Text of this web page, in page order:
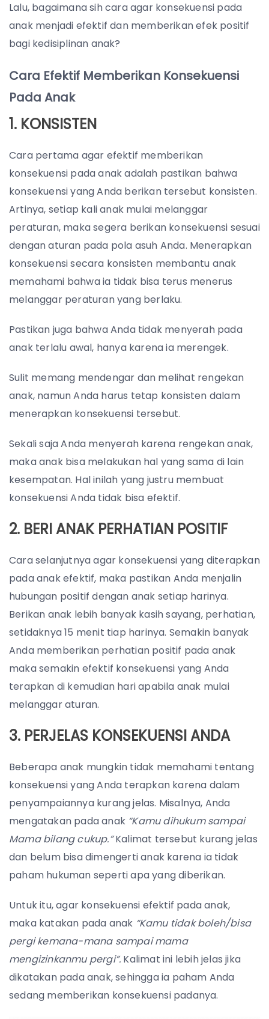
Lalu, bagaimana sih cara agar konsekuensi pada
anak menjadi efektif dan memberikan efek positif
bagi kedisiplinan anak?
Cara Efektif Memberikan Konsekuensi
Pada Anak
1. KONSISTEN
Cara pertama agar efektif memberikan
konsekuensi pada anak adalah pastikan bahwa
konsekuensi yang Anda berikan tersebut konsisten.
Artinya, setiap kali anak mulai melanggar
peraturan, maka segera berikan konsekuensi sesuai
dengan aturan pada pola asuh Anda. Menerapkan
konsekuensi secara konsisten membantu anak
memahami bahwa ia tidak bisa terus menerus
melanggar peraturan yang berlaku.
Pastikan juga bahwa Anda tidak menyerah pada
anak terlalu awal, hanya karena ia merengek.
Sulit memang mendengar dan melihat rengekan
anak, namun Anda harus tetap konsisten dalam
menerapkan konsekuensi tersebut.
Sekali saja Anda menyerah karena rengekan anak,
maka anak bisa melakukan hal yang sama di lain
kesempatan. Hal inilah yang justru membuat
konsekuensi Anda tidak bisa efektif.
2. BERI ANAK PERHATIAN POSITIF
Cara selanjutnya agar konsekuensi yang diterapkan
pada anak efektif, maka pastikan Anda menjalin
hubungan positif dengan anak setiap harinya.
Berikan anak lebih banyak kasih sayang, perhatian,
setidaknya 15 menit tiap harinya. Semakin banyak
Anda memberikan perhatian positif pada anak
maka semakin efektif konsekuensi yang Anda
terapkan di kemudian hari apabila anak mulai
melanggar aturan.
3. PERJELAS KONSEKUENSI ANDA
Beberapa anak mungkin tidak memahami tentang
konsekuensi yang Anda terapkan karena dalam
penyampaiannya kurang jelas. Misalnya, Anda
mengatakan pada anak “Kamu dihukum sampai
Mama bilang cukup.”Kalimat tersebut kurang jelas
dan belum bisa dimengerti anak karena ia tidak
paham hukuman seperti apa yang diberikan.
Untuk itu, agar konsekuensi efektif pada anak,
maka katakan pada anak “Kamu tidak boleh/bisa
pergi kemana-mana sampai mama
mengizinkanmu pergi”. Kalimat ini lebih jelas jika
dikatakan pada anak, sehingga ia paham Anda
sedang memberikan konsekuensi padanya.